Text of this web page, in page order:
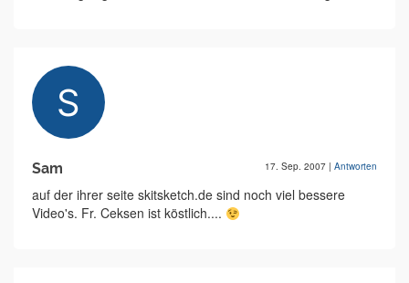
Sam 17. Sep. 2007 | Antworten
auf der ihrer seite skitsketch.de sind noch viel bessere
Video's. Fr. Ceksen ist köstlich....